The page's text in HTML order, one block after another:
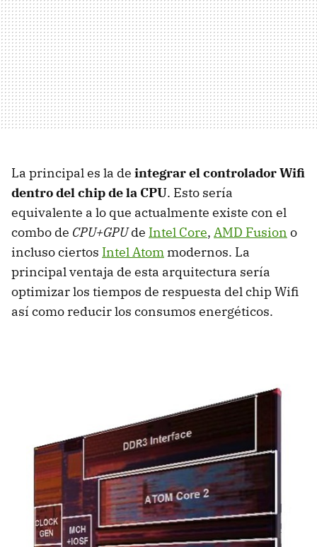
La principal es la de integrar el controlador Wifi
dentro del chip de la CPU. Esto sería
equivalente a lo que actualmente existe con el
combo de CPU+GPUde Intel Core, AMD Fusion o
incluso ciertos Intel Atom modernos. La
principal ventaja de esta arquitectura sería
optimizar los tiempos de respuesta del chip Wifi
así como reducir los consumos energéticos.